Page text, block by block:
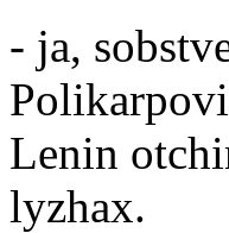
- ja,
Lenin
lyzhax.